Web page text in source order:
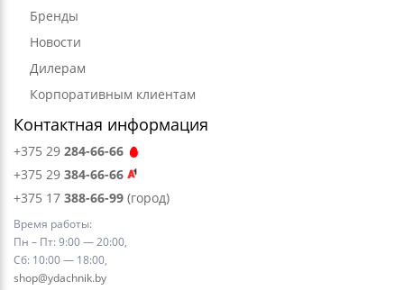
Бренды
Новости
Дилерам
Корпоративным клиентам
Контактная информация
+375 29 284-66-66
+375 29 384-66-66
+375 17 388-66-99 (город)
Время работы:
Пн – Пт: 9:00 — 20:00,
Сб: 10:00 — 18:00,
shop@ydachnik.by